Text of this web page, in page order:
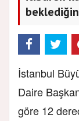
İstanbul
Daire
göre 12